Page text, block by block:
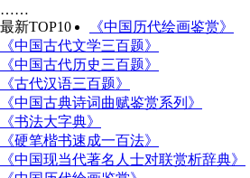
……
最新TOP10
《中国历代绘画鉴赏》
《中国古代文学三百题》
《中国古代历史三百题》
《古代汉语三百题》
《中国古典诗词曲赋鉴赏系列》
《书法大字典》
《硬笔楷书速成一百法》
《中国现当代著名人士对联赏析辞典》